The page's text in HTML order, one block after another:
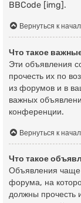
BBCode [img].
Вернуться к
Что такое
Эти объявления
прочесть их по
из форумов и в
важных
конференции.
Вернуться к
Что такое
Объявления
форума, на
должны прочесть